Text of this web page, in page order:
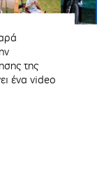
της
ένα video